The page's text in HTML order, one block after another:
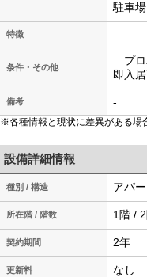
駐車
特徴
条件・その他
プロ
即入
備考 -
※各種情報と現状に差異がある場
設備詳細情報
種別 / 構造 アパ
所在階 / 階数 1階 /
契約期間 2年
更新料 なし